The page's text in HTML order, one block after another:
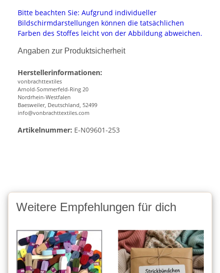
Bitte beachten Sie: Aufgrund individueller
Bildschirmdarstellungen können die tatsächlichen
Farben des Stoffes leicht von der Abbildung abweichen.
Angaben zur Produktsicherheit
Herstellerinformationen:
vonbrachttextiles
Arnold-Sommerfeld-Ring 20
Nordrhein-Westfalen
Baesweiler, Deutschland, 52499
info@vonbrachttextiles.com
Artikelnummer: E-N09601-253
Weitere Empfehlungen für dich